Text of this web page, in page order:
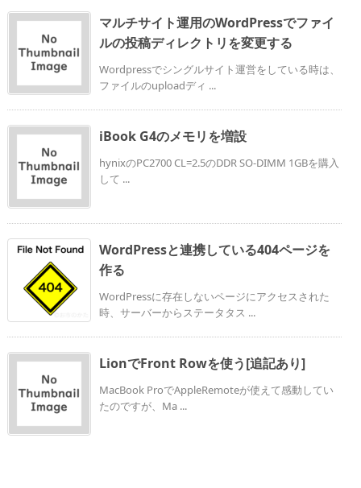
マルチサイト運用のWordPressでファイ
ルの投稿ディレクトリを変更する
Wordpressでシングルサイト運営をしている時は、
ファイルのuploadディ ...
iBook G4のメモリを増設
hynixのPC2700 CL=2.5のDDR SO-DIMM 1GBを購入
して ...
WordPressと連携している404ページを
作る
WordPressに存在しないページにアクセスされた
時、サーバーからステータタス ...
LionでFront Rowを使う[追記あり]
MacBook ProでAppleRemoteが使えて感動してい
たのですが、Ma ...